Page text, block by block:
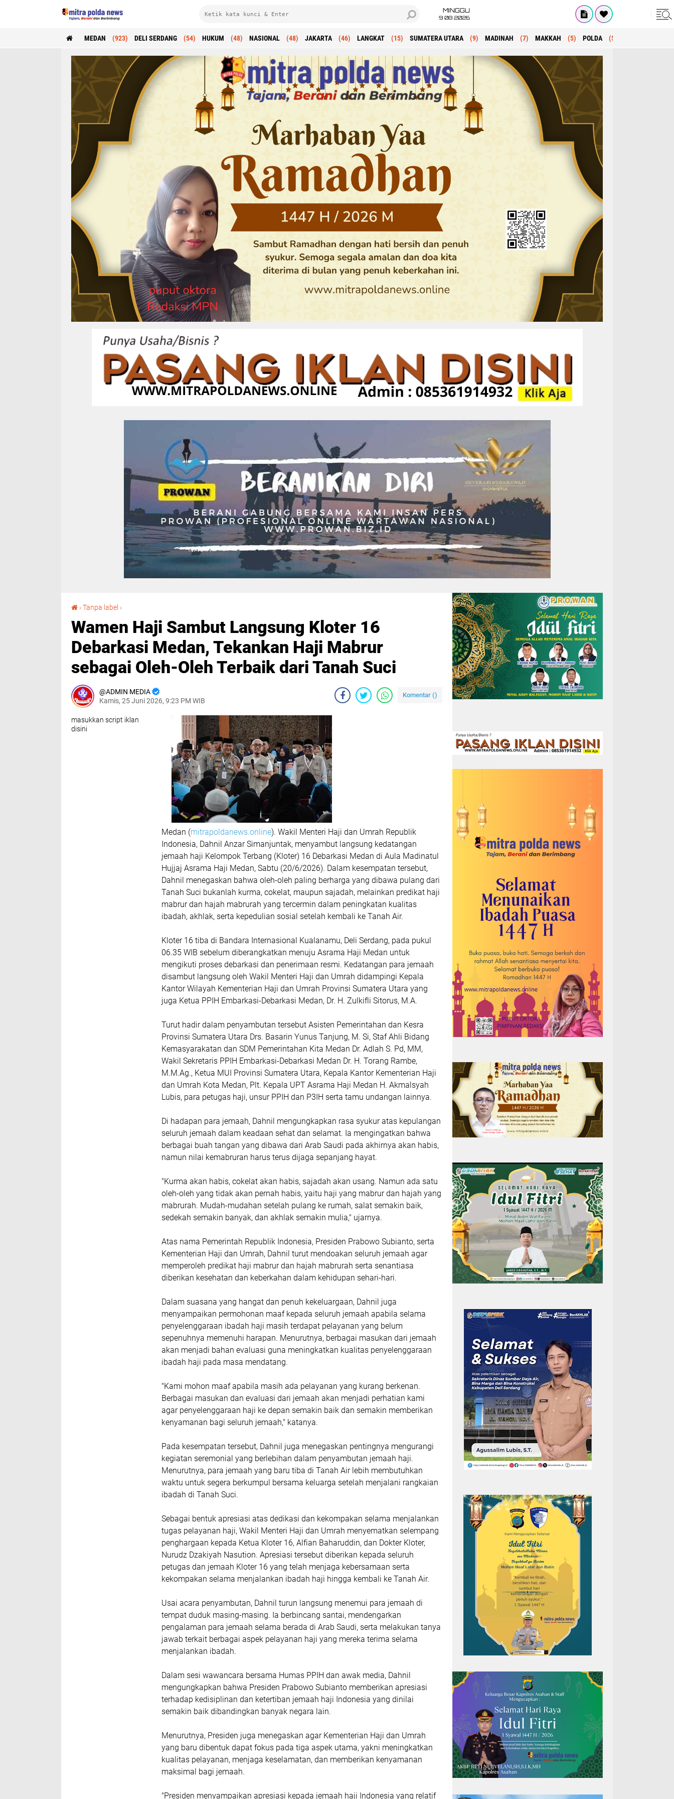
MINGGU
9 08 2026
MEDAN (923) DELI SERDANG (54) HUKUM (48) NASIONAL (48) JAKARTA (46) LANGKAT (15) SUMATERA UTARA (9) MADINAH (7) MAKKAH (5) POLDA (5)
›Tanpa label ›
Wamen Haji Sambut Langsung Kloter 16
Debarkasi Medan, Tekankan Haji Mabrur
sebagai Oleh-Oleh Terbaik dari Tanah Suci
ADMIN MEDIA
Kamis, 25 Juni 2026, 9:23 PM WIB
Komentar ()
masukkan script iklan
disini
Medan (mitrapoldanews.online). Wakil Menteri Haji dan Umrah Republik
Indonesia, Dahnil Anzar Simanjuntak, menyambut langsung kedatangan
jemaah haji Kelompok Terbang (Kloter) 16 Debarkasi Medan di Aula Madinatul
Hujjaj Asrama Haji Medan, Sabtu (20/6/2026). Dalam kesempatan tersebut,
Dahnil menegaskan bahwa oleh-oleh paling berharga yang dibawa pulang dari
Tanah Suci bukanlah kurma, cokelat, maupun sajadah, melainkan predikat haji
mabrur dan hajah mabrurah yang tercermin dalam peningkatan kualitas
ibadah, akhlak, serta kepedulian sosial setelah kembali ke Tanah Air.
Kloter 16 tiba di Bandara Internasional Kualanamu, Deli Serdang, pada pukul
06.35 WIB sebelum diberangkatkan menuju Asrama Haji Medan untuk
mengikuti proses debarkasi dan penerimaan resmi. Kedatangan para jemaah
disambut langsung oleh Wakil Menteri Haji dan Umrah didampingi Kepala
Kantor Wilayah Kementerian Haji dan Umrah Provinsi Sumatera Utara yang
juga Ketua PPIH Embarkasi-Debarkasi Medan, Dr. H. Zulkifli Sitorus, M.A.
Turut hadir dalam penyambutan tersebut Asisten Pemerintahan dan Kesra
Provinsi Sumatera Utara Drs. Basarin Yunus Tanjung, M. Si, Staf Ahli Bidang
Kemasyarakatan dan SDM Pemerintahan Kita Medan Dr. Adlah S. Pd, MM,
Wakil Sekretaris PPIH Embarkasi-Debarkasi Medan Dr. H. Torang Rambe,
M.M.Ag., Ketua MUI Provinsi Sumatera Utara, Kepala Kantor Kementerian Haji
dan Umrah Kota Medan, Plt. Kepala UPT Asrama Haji Medan H. Akmalsyah
Lubis, para petugas haji, unsur PPIH dan P3IH serta tamu undangan lainnya.
Di hadapan para jemaah, Dahnil mengungkapkan rasa syukur atas kepulangan
seluruh jemaah dalam keadaan sehat dan selamat. Ia mengingatkan bahwa
berbagai buah tangan yang dibawa dari Arab Saudi pada akhirnya akan habis,
namun nilai kemabruran harus terus dijaga sepanjang hayat.
"Kurma akan habis, cokelat akan habis, sajadah akan usang. Namun ada satu
oleh-oleh yang tidak akan pernah habis, yaitu haji yang mabrur dan hajah yang
mabrurah. Mudah-mudahan setelah pulang ke rumah, salat semakin baik,
sedekah semakin banyak, dan akhlak semakin mulia," ujarnya.
Atas nama Pemerintah Republik Indonesia, Presiden Prabowo Subianto, serta
Kementerian Haji dan Umrah, Dahnil turut mendoakan seluruh jemaah agar
memperoleh predikat haji mabrur dan hajah mabrurah serta senantiasa
diberikan kesehatan dan keberkahan dalam kehidupan sehari-hari.
Dalam suasana yang hangat dan penuh kekeluargaan, Dahnil juga
menyampaikan permohonan maaf kepada seluruh jemaah apabila selama
penyelenggaraan ibadah haji masih terdapat pelayanan yang belum
sepenuhnya memenuhi harapan. Menurutnya, berbagai masukan dari jemaah
akan menjadi bahan evaluasi guna meningkatkan kualitas penyelenggaraan
ibadah haji pada masa mendatang.
"Kami mohon maaf apabila masih ada pelayanan yang kurang berkenan.
Berbagai masukan dan evaluasi dari jemaah akan menjadi perhatian kami
agar penyelenggaraan haji ke depan semakin baik dan semakin memberikan
kenyamanan bagi seluruh jemaah," katanya.
Pada kesempatan tersebut, Dahnil juga menegaskan pentingnya mengurangi
kegiatan seremonial yang berlebihan dalam penyambutan jemaah haji.
Menurutnya, para jemaah yang baru tiba di Tanah Air lebih membutuhkan
waktu untuk segera berkumpul bersama keluarga setelah menjalani rangkaian
ibadah di Tanah Suci.
Sebagai bentuk apresiasi atas dedikasi dan kekompakan selama menjalankan
tugas pelayanan haji, Wakil Menteri Haji dan Umrah menyematkan selempang
penghargaan kepada Ketua Kloter 16, Alfian Baharuddin, dan Dokter Kloter,
Nurudz Dzakiyah Nasution. Apresiasi tersebut diberikan kepada seluruh
petugas dan jemaah Kloter 16 yang telah menjaga kebersamaan serta
kekompakan selama menjalankan ibadah haji hingga kembali ke Tanah Air.
Usai acara penyambutan, Dahnil turun langsung menemui para jemaah di
tempat duduk masing-masing. Ia berbincang santai, mendengarkan
pengalaman para jemaah selama berada di Arab Saudi, serta melakukan tanya
jawab terkait berbagai aspek pelayanan haji yang mereka terima selama
menjalankan ibadah.
Dalam sesi wawancara bersama Humas PPIH dan awak media, Dahnil
mengungkapkan bahwa Presiden Prabowo Subianto memberikan apresiasi
terhadap kedisiplinan dan ketertiban jemaah haji Indonesia yang dinilai
semakin baik dibandingkan banyak negara lain.
Menurutnya, Presiden juga menegaskan agar Kementerian Haji dan Umrah
yang baru dibentuk dapat fokus pada tiga aspek utama, yakni meningkatkan
kualitas pelayanan, menjaga keselamatan, dan memberikan kenyamanan
maksimal bagi jemaah.
"Presiden menyampaikan apresiasi kepada jemaah haji Indonesia yang relatif